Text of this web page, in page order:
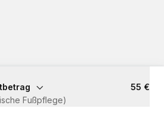
55 €
Fußpflege)